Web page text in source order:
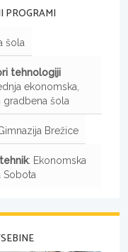
PROGRAMI
šola
tehnologiji
ekonomska,
gradbena šola
Brežice
: Ekonomska
Sobota